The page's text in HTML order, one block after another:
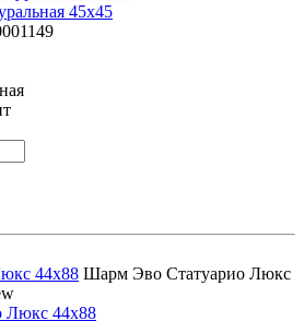
45x45
44х88 Шарм Эво Статуарио Люкс